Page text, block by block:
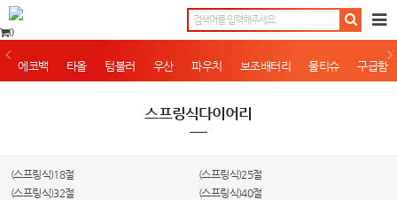
0
에코백 타올 텀블러 우산 파우치 보조배터리 물티슈 구급함
스프링식다이어리
(스프링식)18절
(스프링식)25절
(스프링식)32절
(스프링식)40절